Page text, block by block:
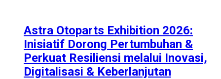
Astra Otoparts Exhibition 2026:
Inisiatif Dorong Pertumbuhan &
Perkuat Resiliensi melalui Inovasi,
Digitalisasi & Keberlanjutan